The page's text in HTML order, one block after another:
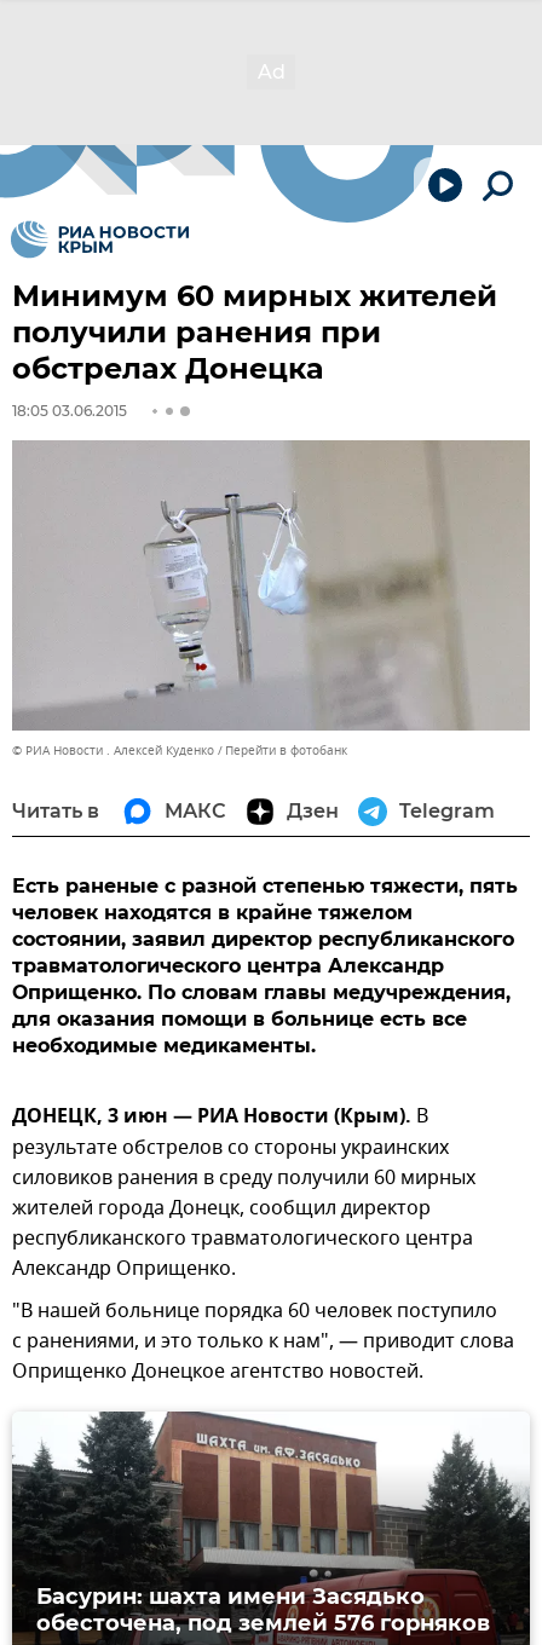
Минимум 60 мирных жителей
получили ранения при
обстрелах Донецка
18:05 03.06.2015
© РИА Новости . Алексей Куденко Перейти в фотобанк
Читать в МАКС Дзен Telegram
Есть раненые с разной степенью тяжести, пять
человек находятся в крайне тяжелом
состоянии, заявил директор республиканского
травматологического центра Александр
Оприщенко. По словам главы медучреждения,
для оказания помощи в больнице есть все
необходимые медикаменты.
ДОНЕЦК, 3 июн — РИА Новости (Крым). В
результате обстрелов со стороны украинских
силовиков ранения в среду получили 60 мирных
жителей города Донецк, сообщил директор
республиканского травматологического центра
Александр Оприщенко.
"В нашей больнице порядка 60 человек поступило
с ранениями, и это только к нам", — приводит слова
Оприщенко Донецкое агентство новостей.
Басурин: шахта имени Засядько
обесточена, под землей 576 горняков